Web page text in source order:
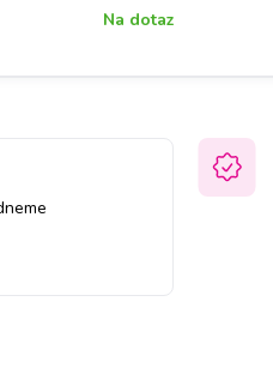
Na dotaz